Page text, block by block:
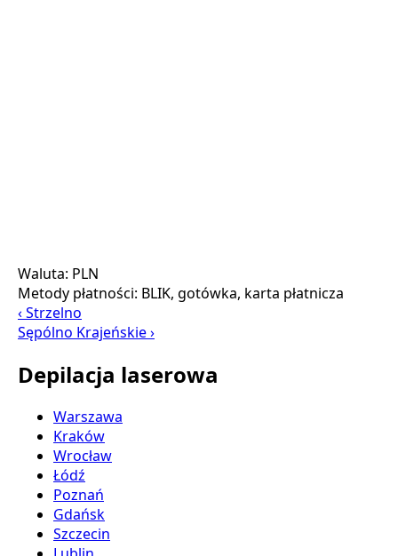
Waluta: PLN
Metody płatności: BLIK, gotówka, karta płatnicza
‹ Strzelno
Sępólno Krajeńskie ›
Depilacja laserowa
Warszawa
Kraków
Wrocław
Łódź
Poznań
Gdańsk
Szczecin